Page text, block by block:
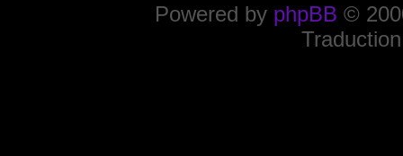
Powered by phpBB ©